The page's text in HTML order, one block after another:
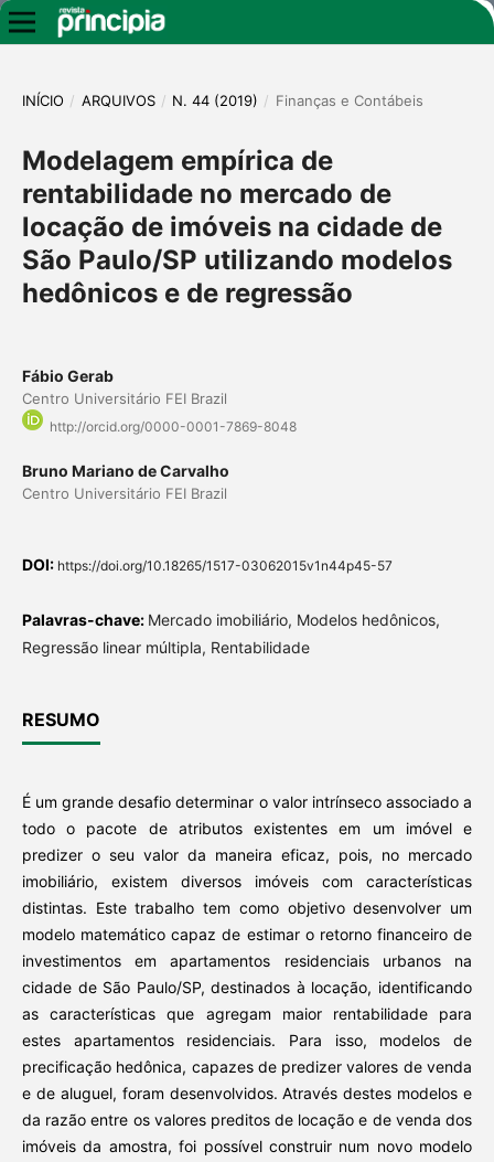
INÍCIO / ARQUIVOS / N. 44 (2019) / Finanças e Contábeis
Modelagem empírica de
rentabilidade no mercado de
locação de imóveis na cidade de
São Paulo/SP utilizando modelos
hedônicos e de regressão
Fábio Gerab
Centro Universitário FEI Brazil
http://orcid.org/0000-0001-7869-8048
Bruno Mariano de Carvalho
Centro Universitário FEI Brazil
DOI: https://doi.org/10.18265/1517-03062015v1n44p45-57
Palavras-chave: Mercado imobiliário, Modelos hedônicos,
Regressão linear múltipla, Rentabilidade
RESUMO
É um grande desafio determinar o valor intrínseco associado a
todo o pacote de atributos existentes em um imóvel e
predizer o seu valor da maneira eficaz, pois, no mercado
imobiliário, existem diversos imóveis com características
distintas. Este trabalho tem como objetivo desenvolver um
modelo matemático capaz de estimar o retorno financeiro de
investimentos em apartamentos residenciais urbanos na
cidade de São Paulo/SP, destinados à locação, identificando
as características que agregam maior rentabilidade para
estes apartamentos residenciais. Para isso, modelos de
precificação hedônica, capazes de predizer valores de venda
e de aluguel, foram desenvolvidos. Através destes modelos e
da razão entre os valores preditos de locação e de venda dos
imóveis da amostra, foi possível construir num novo modelo